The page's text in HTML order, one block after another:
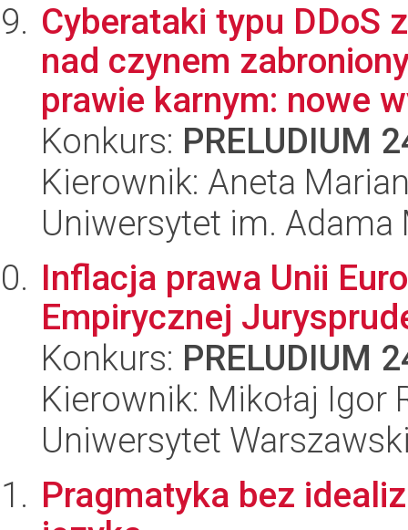
Cyberataki typu DDoS
nad czynem
prawie karnym: nowe
Konkurs: PRELUDIUM
Kierownik: Aneta
Uniwersytet im.
Inflacja prawa Unii
Empirycznej
Konkurs: PRELUDIUM
Kierownik: Mikołaj Igor
Uniwersytet
Pragmatyka bez